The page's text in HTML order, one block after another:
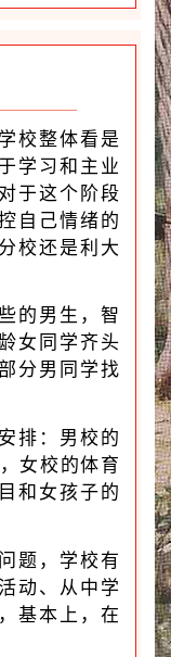
校整体看是
学习和主业
于这个阶段
自己情绪的
校还是利大
的男生，智
女同学齐头
分男同学找
排：男校的
女校的体育
和女孩子的
题，学校有
动、从中学
基本上，在